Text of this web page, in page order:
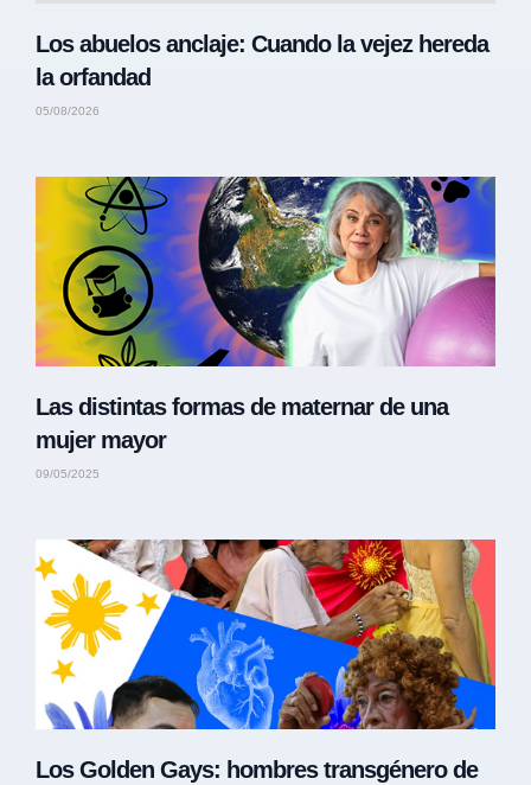
Los abuelos anclaje: Cuando la vejez hereda
la orfandad
05/08/2026
Las distintas formas de maternar de una
mujer mayor
09/05/2025
Los Golden Gays: hombres transgénero de